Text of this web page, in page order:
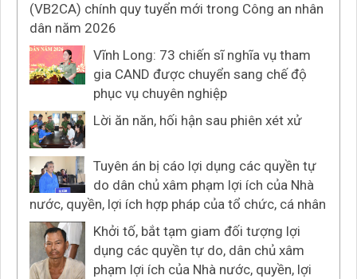
(VB2CA) chính quy tuyển mới trong Công an nhân
dân năm 2026
Vĩnh Long: 73 chiến sĩ nghĩa vụ tham
gia CAND được chuyển sang chế độ
phục vụ chuyên nghiệp
Lời ăn năn, hối hận sau phiên xét xử
Tuyên án bị cáo lợi dụng các quyền tự
do dân chủ xâm phạm lợi ích của Nhà
nước, quyền, lợi ích hợp pháp của tổ chức, cá nhân
Khởi tố, bắt tạm giam đối tượng lợi
dụng các quyền tự do, dân chủ xâm
phạm lợi ích của Nhà nước, quyền, lợi